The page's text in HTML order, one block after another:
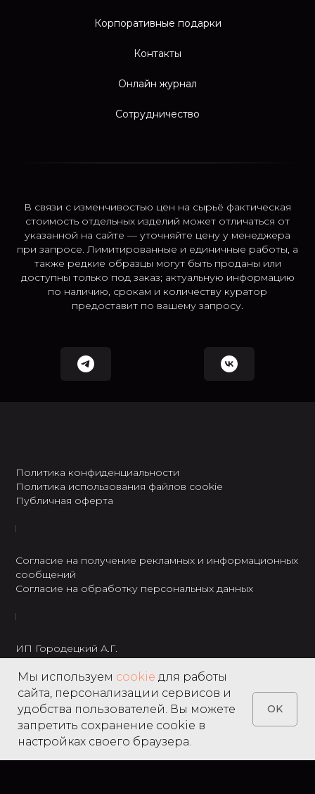
Home Catalog Search
Корпоративные подарки
Контакты
Онлайн журнал
Сотрудничество
В связи с изменчивостью цен на сырьё фактическая
стоимость отдельных изделий может отличаться от
указанной на сайте — уточняйте цену у менеджера
при запросе. Лимитированные и единичные работы, а
также редкие образцы могут быть проданы или
доступны только под заказ; актуальную информацию
по наличию, срокам и количеству куратор
предоставит по вашему запросу.
Политика конфиденциальности
Политика использования файлов cookie
Публичная оферта
Согласие на получение рекламных и информационных
сообщений
Согласие на обработку персональных данных
ИП Городецкий А.Г.
ИНН: 237301234120
8 495 122 22 49
Мы используем cookie для работы
сайта, персонализации сервисов и
удобства пользователей. Вы можете
запретить сохранение cookie в
настройках своего браузера.
OK